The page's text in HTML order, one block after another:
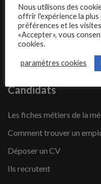
Offres d’emploi
Questions fréquentes
Blog
Contact
Candidats
Les fiches métiers de la
Comment trouver un
Déposer un CV
Ils recrutent
Nous utilisons des
offrir l'expérience la
préférences et les
«Accepter», vous
cookies.
paramètres cookies